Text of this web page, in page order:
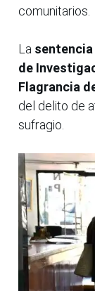
comunitarios.
La
de
Flagrancia
del delito de
sufragio.